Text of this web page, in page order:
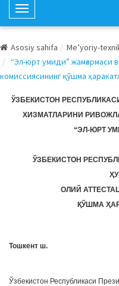
T
o
g
l
e
N
a
Asosiy sahifa
Me’yoriy-
“Эл-юрт умиди” жамғармаси
комиссиясининг қўшма
ЎЗБЕКИСТОН
ХИЗМАТЛАРИНИ
“ЭЛ-ЮРТ
ЎЗБЕКИСТОН
ОЛИЙ
ҚЎШМА
Тошкент ш.
Ўзбекистон Республикаси